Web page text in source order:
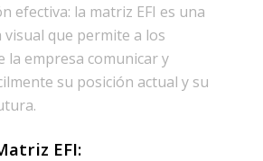
efectiva: la matriz EFI es una
que permite a los
la empresa comunicar y
su posición actual y su
EFI: